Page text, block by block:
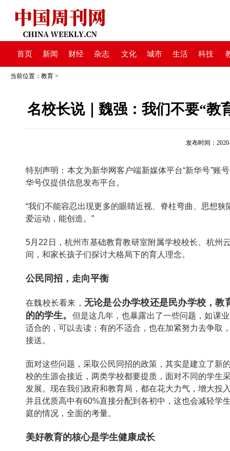
首页 新闻 财经 杂志 文化 城市 生活 科技
当前位置： 教育 >
名校长说｜魏强：我们不要“教
发布时间：
特别声明：本文为新华网客户端新媒体平台“新华号”账
华号仅提供信息发布平台。
“我们不能容忍出现更多的眼睛近视、脊柱弯曲、思想
爱运动，能创造。”
5月22日，杭州市基础教育教研室附属学校校长、杭
间，和家长孩子们探讨大格局下的育人理念。
公民同招，走向平衡
在魏校长看来， 无论是公办学校还是民办学校，
的的学生。
但是这几年，也暴露出了一些问题，如课
适合的，可以去读；有的不适合，也在加紧努力去争取
接送。
面对这些问题，采取公民同招的政策，其实是建立了新
校的生源会接近，两类学校都要提质，面对不同的学生
发展。现在我们政府和教育局，都在花大力气，增大投
并且优质高中有60%直接分配到各初中，这也会减轻学
庭的情况，全面的考量。
美好教育的核心是学生健康成长